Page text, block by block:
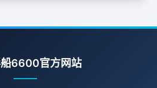
6600官方网站